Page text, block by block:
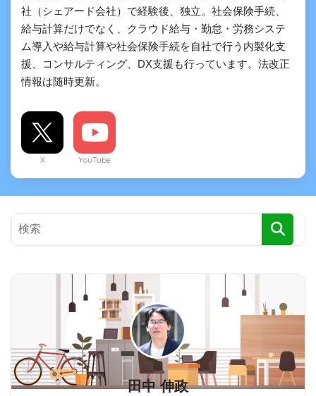
社（シェアード会社）で経験後、独立。社会保険手続、
給与計算だけでなく、クラウド給与・勤怠・労務システ
ム導入や給与計算や社会保険手続を自社で行う内製化支
援、コンサルティング、DX支援も行っています。法改正
情報は随時更新。
X YouTube
田中 伸政